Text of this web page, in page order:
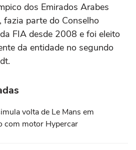
dos Emirados Arabes
fazia parte do Conselho
FIA desde 2008 e foi eleito
da entidade no segundo
volta de Le Mans em
com motor Hypercar